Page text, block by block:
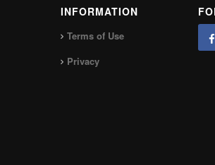
INFORMATION
Terms of Use
Privacy